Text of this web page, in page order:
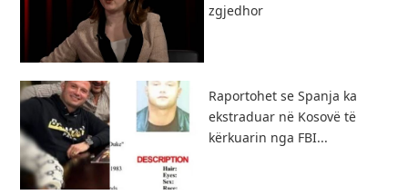
zgjedhor
Raportohet se Spanja ka
ekstraduar në Kosovë të
kërkuarin nga FBI...